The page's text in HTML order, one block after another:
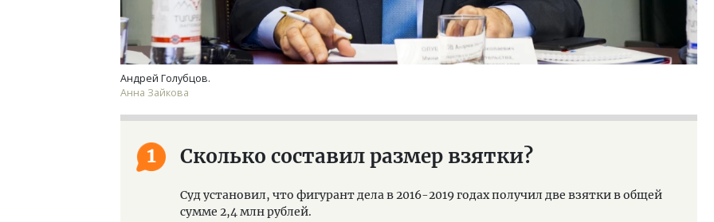
Андрей Голубцов.
Анна Зайкова
1 Сколько составил размер взятки?
Суд установил, что фигурант дела в 2016-2019 годах получил две взятки в общей
сумме 2,4 млн рублей.
СТРОИТЕЛЬСТВО СТРОИТЕЛЬСТВО
штормит
СТРОИТЕЛЬСТВО